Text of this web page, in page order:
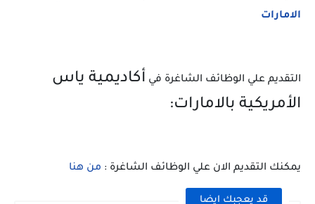
الامارات
التقديم علي الوظائف الشاغرة في أكاديمية ياس
الأمريكية بالامارات:
يمكنك التقديم الان علي الوظائف الشاغرة : من هنا
قد يعجبك ايضا